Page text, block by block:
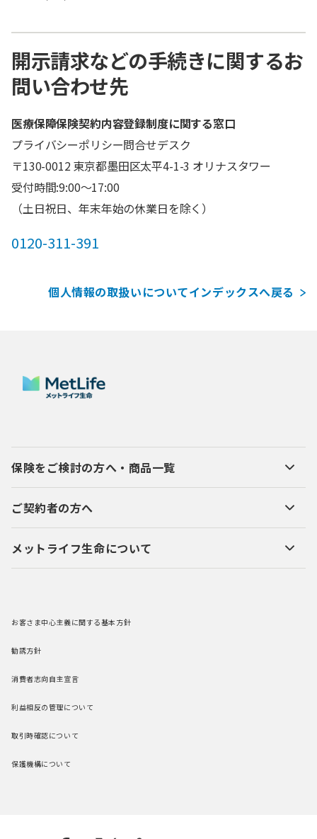
開示請求などの手続きに関するお
問い合わせ先
医療保障保険契約内容登録制度に関する窓口
プライバシーポリシー問合せデスク
〒130-0012 東京都墨田区太平4-1-3 オリナスタワー
受付時間:9:00～17:00
（土日祝日、年末年始の休業日を除く）
0120-311-391
個人情報の取扱いについてインデックスへ戻る
保険をご検討の方へ・商品一覧
ご契約者の方へ
メットライフ生命について
お客さま中心主義に関する基本方針
勧誘方針
消費者志向自主宣言
利益相反の管理について
取引時確認について
保護機構について